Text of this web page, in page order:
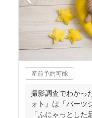
産前予約可能
撮影調査でわかっ
ォト』は「パーツ
「ふにゃっとし